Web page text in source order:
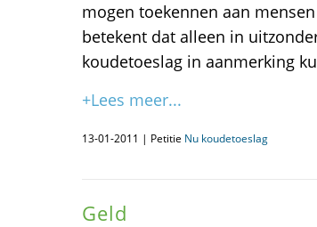
mogen toekennen aan
betekent dat alleen in
koudetoeslag in aanmerking
+Lees meer...
13-01-2011 | Petitie Nu koudetoeslag
Geld